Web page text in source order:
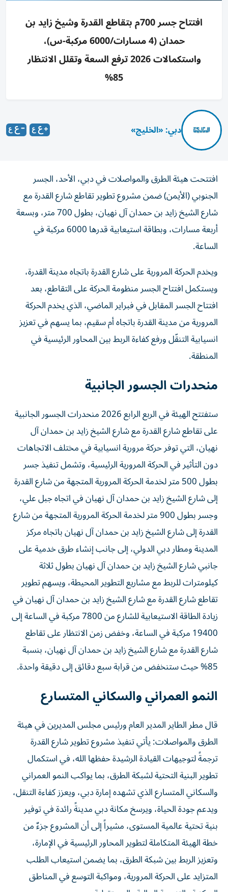
افتتاح جسر 700م بتقاطع القدرة وشيخ زايد بن
حمدان (4 مسارات/6000 مركبة-س)،
واستكمالات 2026 ترفع السعة وتقلل الانتظار
85%
دبي: «الخليج»
افتتحت هيئة الطرق والمواصلات في دبي، الأحد، الجسر
الجنوبي (الأيمن) ضمن مشروع تطوير تقاطع شارع القدرة مع
شارع الشيخ زايد بن حمدان آل نهيان، بطول 700 متر، وبسعة
أربعة مسارات، وبطاقة استيعابية قدرها 6000 مركبة في
الساعة.
ويخدم الحركة المرورية على شارع القدرة باتجاه مدينة القدرة،
ويستكمل افتتاح الجسر منظومة الحركة على التقاطع، بعد
افتتاح الجسر المقابل في فبراير الماضي، الذي يخدم الحركة
المرورية من مدينة القدرة باتجاه أم سقيم، بما يسهم في تعزيز
انسيابية التنقّل ورفع كفاءة الربط بين المحاور الرئيسية في
المنطقة.
منحدرات الجسور الجانبية
ستفتتح الهيئة في الربع الرابع 2026 منحدرات الجسور الجانبية
على تقاطع شارع القدرة مع شارع الشيخ زايد بن حمدان آل
نهيان، التي توفر حركة مرورية انسيابية في مختلف الاتجاهات
دون التأثير في الحركة المرورية الرئيسية، وتشمل تنفيذ جسر
بطول 500 متر لخدمة الحركة المرورية المتجهة من شارع القدرة
إلى شارع الشيخ زايد بن حمدان آل نهيان في اتجاه جبل علي،
وجسر بطول 900 متر لخدمة الحركة المرورية المتجهة من شارع
القدرة إلى شارع الشيخ زايد بن حمدان آل نهيان باتجاه مركز
المدينة ومطار دبي الدولي، إلى جانب إنشاء طرق خدمية على
جانبي شارع الشيخ زايد بن حمدان آل نهيان بطول ثلاثة
كيلومترات للربط مع مشاريع التطوير المحيطة، ويسهم تطوير
تقاطع شارع القدرة مع شارع الشيخ زايد بن حمدان آل نهيان في
زيادة الطاقة الاستيعابية للشارع من 7800 مركبة في الساعة إلى
19400 مركبة في الساعة، وخفض زمن الانتظار على تقاطع
شارع القدرة مع شارع الشيخ زايد بن حمدان آل نهيان، بنسبة
85% حيث ستنخفض من قرابة سبع دقائق إلى دقيقة واحدة.
النمو العمراني والسكاني المتسارع
قال مطر الطاير المدير العام ورئيس مجلس المديرين في هيئة
الطرق والمواصلات: يأتي تنفيذ مشروع تطوير شارع القدرة
ترجمةً لتوجيهات القيادة الرشيدة حفظها الله، في استكمال
تطوير البنية التحتية لشبكة الطرق، بما يواكب النمو العمراني
والسكاني المتسارع الذي تشهده إمارة دبي، ويعزز كفاءة التنقل،
ويدعم جودة الحياة، ويرسخ مكانة دبي مدينةً رائدة في توفير
بنية تحتية عالمية المستوى، مشيراً إلى أن المشروع جزءٌ من
خطة الهيئة المتكاملة لتطوير المحاور الرئيسية في الإمارة،
وتعزيز الربط بين شبكة الطرق، بما يضمن استيعاب الطلب
المتزايد على الحركة المرورية، ومواكبة التوسع في المناطق